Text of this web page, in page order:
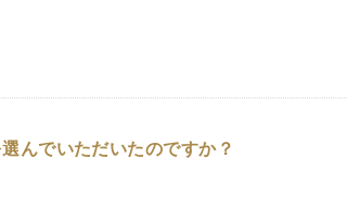
んでいただいたのですか？